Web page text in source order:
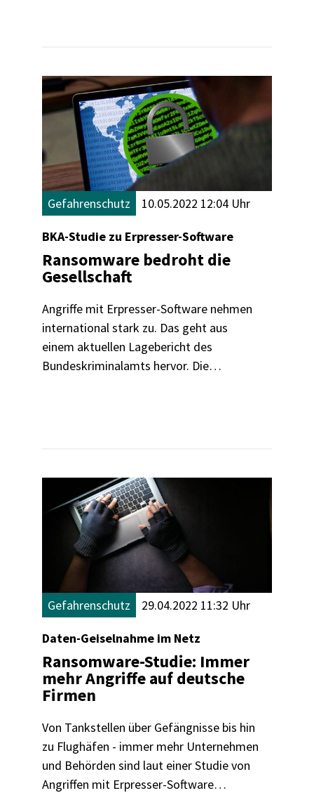
Gefahrenschutz 10.05.2022 12:04 Uhr
BKA-Studie zu Erpresser-Software
Ransomware bedroht die
Gesellschaft
Angriffe mit Erpresser-Software nehmen
international stark zu. Das geht aus
einem aktuellen Lagebericht des
Bundeskriminalamts hervor. Die
Gefahrenschutz 29.04.2022 11:32 Uhr
Daten-Geiselnahme im Netz
Ransomware-Studie: Immer
mehr Angriffe auf deutsche
Firmen
Von Tankstellen über Gefängnisse bis hin
zu Flughäfen - immer mehr Unternehmen
und Behörden sind laut einer Studie von
Angriffen mit Erpresser-Software